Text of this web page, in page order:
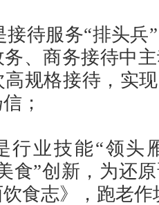
接待服务“排头兵
、商务接待中
高规格接待，实
；
行业技能“领头
食”创新，为还
食志》，跑老